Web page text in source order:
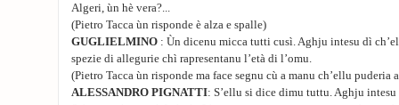
Algeri, ùn hè vera?...
(Pietro Tacca ùn risponde è alza e spalle)
GUGLIELMINO : Ùn dicenu micca tutti cusì. Aghju intesu dì
spezie di allegurie chì rapresentanu l’età di l’omu.
(Pietro Tacca ùn risponde ma face segnu cù a manu ch’ellu puderia
ALESSANDRO PIGNATTI: S’ellu si dice dimu tuttu. Aghju